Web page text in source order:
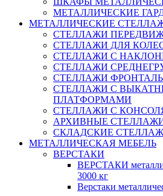
МЕТАЛЛИЧЕСКИЕ
МЕТАЛЛИЧЕСКИЕ
СТЕЛЛАЖИ
СТЕЛЛАЖИ ДЛЯ
СТЕЛЛАЖИ С
СТЕЛЛАЖИ
СТЕЛЛАЖИ
СТЕЛЛАЖИ С
ПЛАТФОРМАМИ
СТЕЛЛАЖИ С
АРХИВНЫЕ
СКЛАДСКИЕ
МЕТАЛЛИЧЕСКАЯ МЕБЕЛЬ
ВЕРСТАКИ
ВЕРСТАКИ
3000 кг
Верстаки